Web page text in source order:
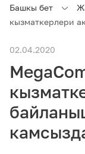
Жеке
Ишкердик
Байланыш
Тарифтер
Башкы бет
кызматкерлери
02.04.2020